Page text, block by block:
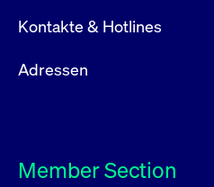
Kontakte & Hotlines
Adressen
Member Section